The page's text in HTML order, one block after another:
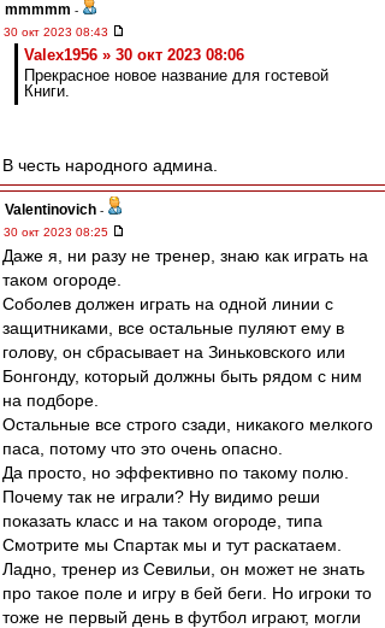
mmmmm -
30 окт 2023 08:43
Valex1956 » 30 окт 2023 08:06
Прекрасное новое название для гостевой
Книги.
В честь народного админа.
Valentinovich -
30 окт 2023 08:25
Даже я, ни разу не тренер, знаю как играть на
таком огороде.
Соболев должен играть на одной линии с
защитниками, все остальные пуляют ему в
голову, он сбрасывает на Зиньковского или
Бонгонду, который должны быть рядом с ним
на подборе.
Остальные все строго сзади, никакого мелкого
паса, потому что это очень опасно.
Да просто, но эффективно по такому полю.
Почему так не играли? Ну видимо реши
показать класс и на таком огороде, типа
Смотрите мы Спартак мы и тут раскатаем.
Ладно, тренер из Севильи, он может не знать
про такое поле и игру в бей беги. Но игроки то
тоже не первый день в футбол играют, могли